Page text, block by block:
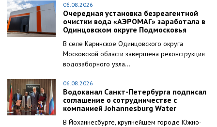
06.08.2026
Очередная установка безреагентной
очистки вода «АЭРОМАГ» заработала в
Одинцовском округе Подмосковья
В селе Каринское Одинцовского округа
Московской области завершена реконструкция
водозаборного узла...
06.08.2026
Водоканал Санкт-Петербурга подписал
соглашение о сотрудничестве с
компанией Johannesburg Water
В Йоханнесбурге, крупнейшем городе Южно-